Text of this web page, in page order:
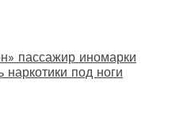
пассажир иномарки
под ноги